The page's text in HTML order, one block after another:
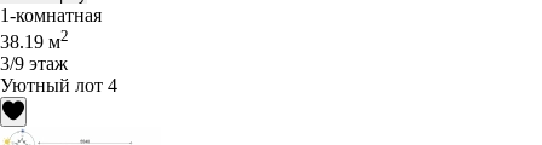
1-комнатная
38.19 м2
3/9 этаж
Уютный лот 4